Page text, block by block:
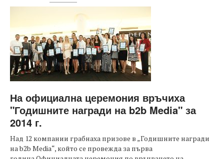
На официална церемония връчиха
"Годишните награди на b2b Media" за
2014 г.
Над 12 компании грабнаха призове в „Годишните награди
на b2b Media“, който се провежда за първа